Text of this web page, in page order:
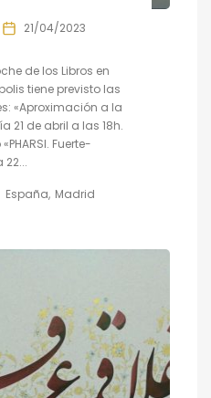
21/04/2023
de los Libros en
tiene previsto las
«Aproximación a la
21 de abril a las 18h.
Fuerte-
22...
España Madrid